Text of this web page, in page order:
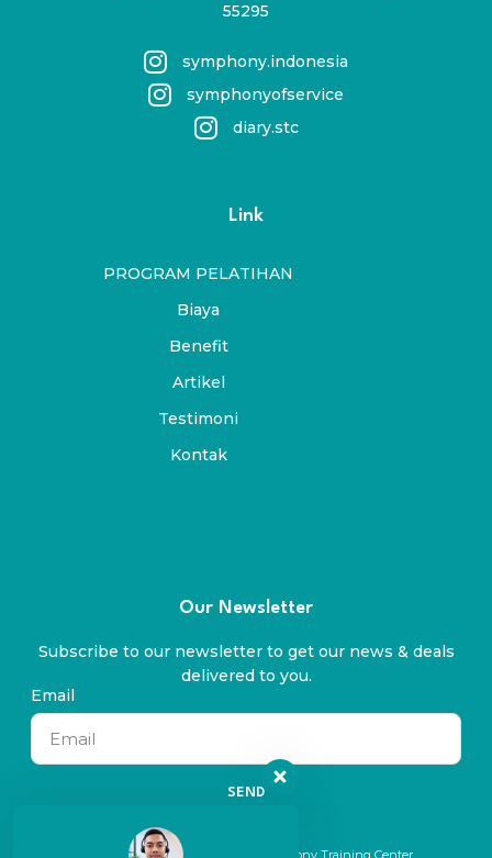
55295
symphony.indonesia
symphonyofservice
diary.stc
Link
PROGRAM PELATIHAN
Biaya
Benefit
Artikel
Testimoni
Kontak
Our Newsletter
Subscribe to our newsletter to get our news & deals
delivered to you.
Email
SEND
© 2024 All rights reserved. By Symphony Training Center